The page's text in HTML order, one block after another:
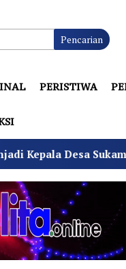
Pencarian
PERISTIWA